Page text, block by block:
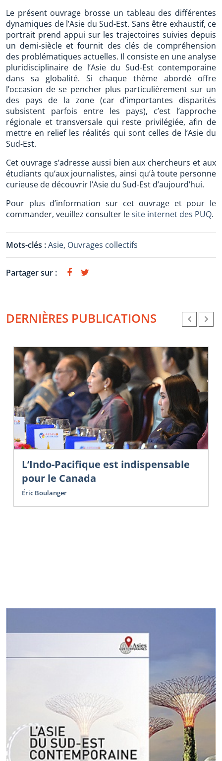
Le présent ouvrage brosse un tableau des différentes
dynamiques de l’Asie du Sud-Est. Sans être exhaustif, ce
portrait prend appui sur les trajectoires suivies depuis
un demi-siècle et fournit des clés de compréhension
des problématiques actuelles. Il consiste en une analyse
pluridisciplinaire de l’Asie du Sud-Est contemporaine
dans sa globalité. Si chaque thème abordé offre
l’occasion de se pencher plus particulièrement sur un
des pays de la zone (car d’importantes disparités
subsistent parfois entre les pays), c’est l’approche
régionale et transversale qui reste privilégiée, afin de
mettre en relief les réalités qui sont celles de l’Asie du
Sud-Est.
Cet ouvrage s’adresse aussi bien aux chercheurs et aux
étudiants qu’aux journalistes, ainsi qu’à toute personne
curieuse de découvrir l’Asie du Sud-Est d’aujourd’hui.
Pour plus d’information sur cet ouvrage et pour le
commander, veuillez consulter lesite internet des PUQ.
Mots-clés :Asie, Ouvrages collectifs
Partager sur :
DERNIÈRES PUBLICATIONS
L’Indo-Pacifique est indispensable
pour le Canada
Éric Boulanger